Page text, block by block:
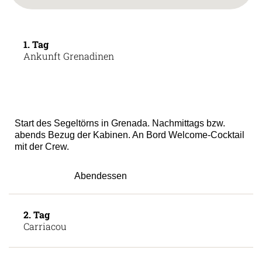
1. Tag
Ankunft Grenadinen
Start des Segeltörns in Grenada. Nachmittags bzw.
abends Bezug der Kabinen. An Bord Welcome-Cocktail
mit der Crew.
Abendessen
2. Tag
Carriacou